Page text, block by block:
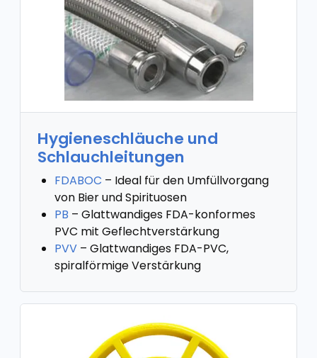
Hygieneschläuche und
Schlauchleitungen
FDABOC – Ideal für den Umfüllvorgang
von Bier und Spirituosen
PB – Glattwandiges FDA-konformes
PVC mit Geflechtverstärkung
PVV – Glattwandiges FDA-PVC,
spiralförmige Verstärkung